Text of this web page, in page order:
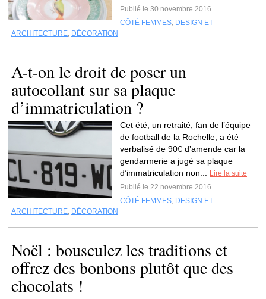
Publié le 30 novembre 2016
CÔTÉ FEMMES, DESIGN ET
ARCHITECTURE, DÉCORATION
A-t-on le droit de poser un
autocollant sur sa plaque
d’immatriculation ?
Cet été, un retraité, fan de l’équipe
de football de la Rochelle, a été
verbalisé de 90€ d’amende car la
gendarmerie a jugé sa plaque
d’immatriculation non...
Lire la suite
Publié le 22 novembre 2016
CÔTÉ FEMMES, DESIGN ET
ARCHITECTURE, DÉCORATION
Noël : bousculez les traditions et
offrez des bonbons plutôt que des
chocolats !